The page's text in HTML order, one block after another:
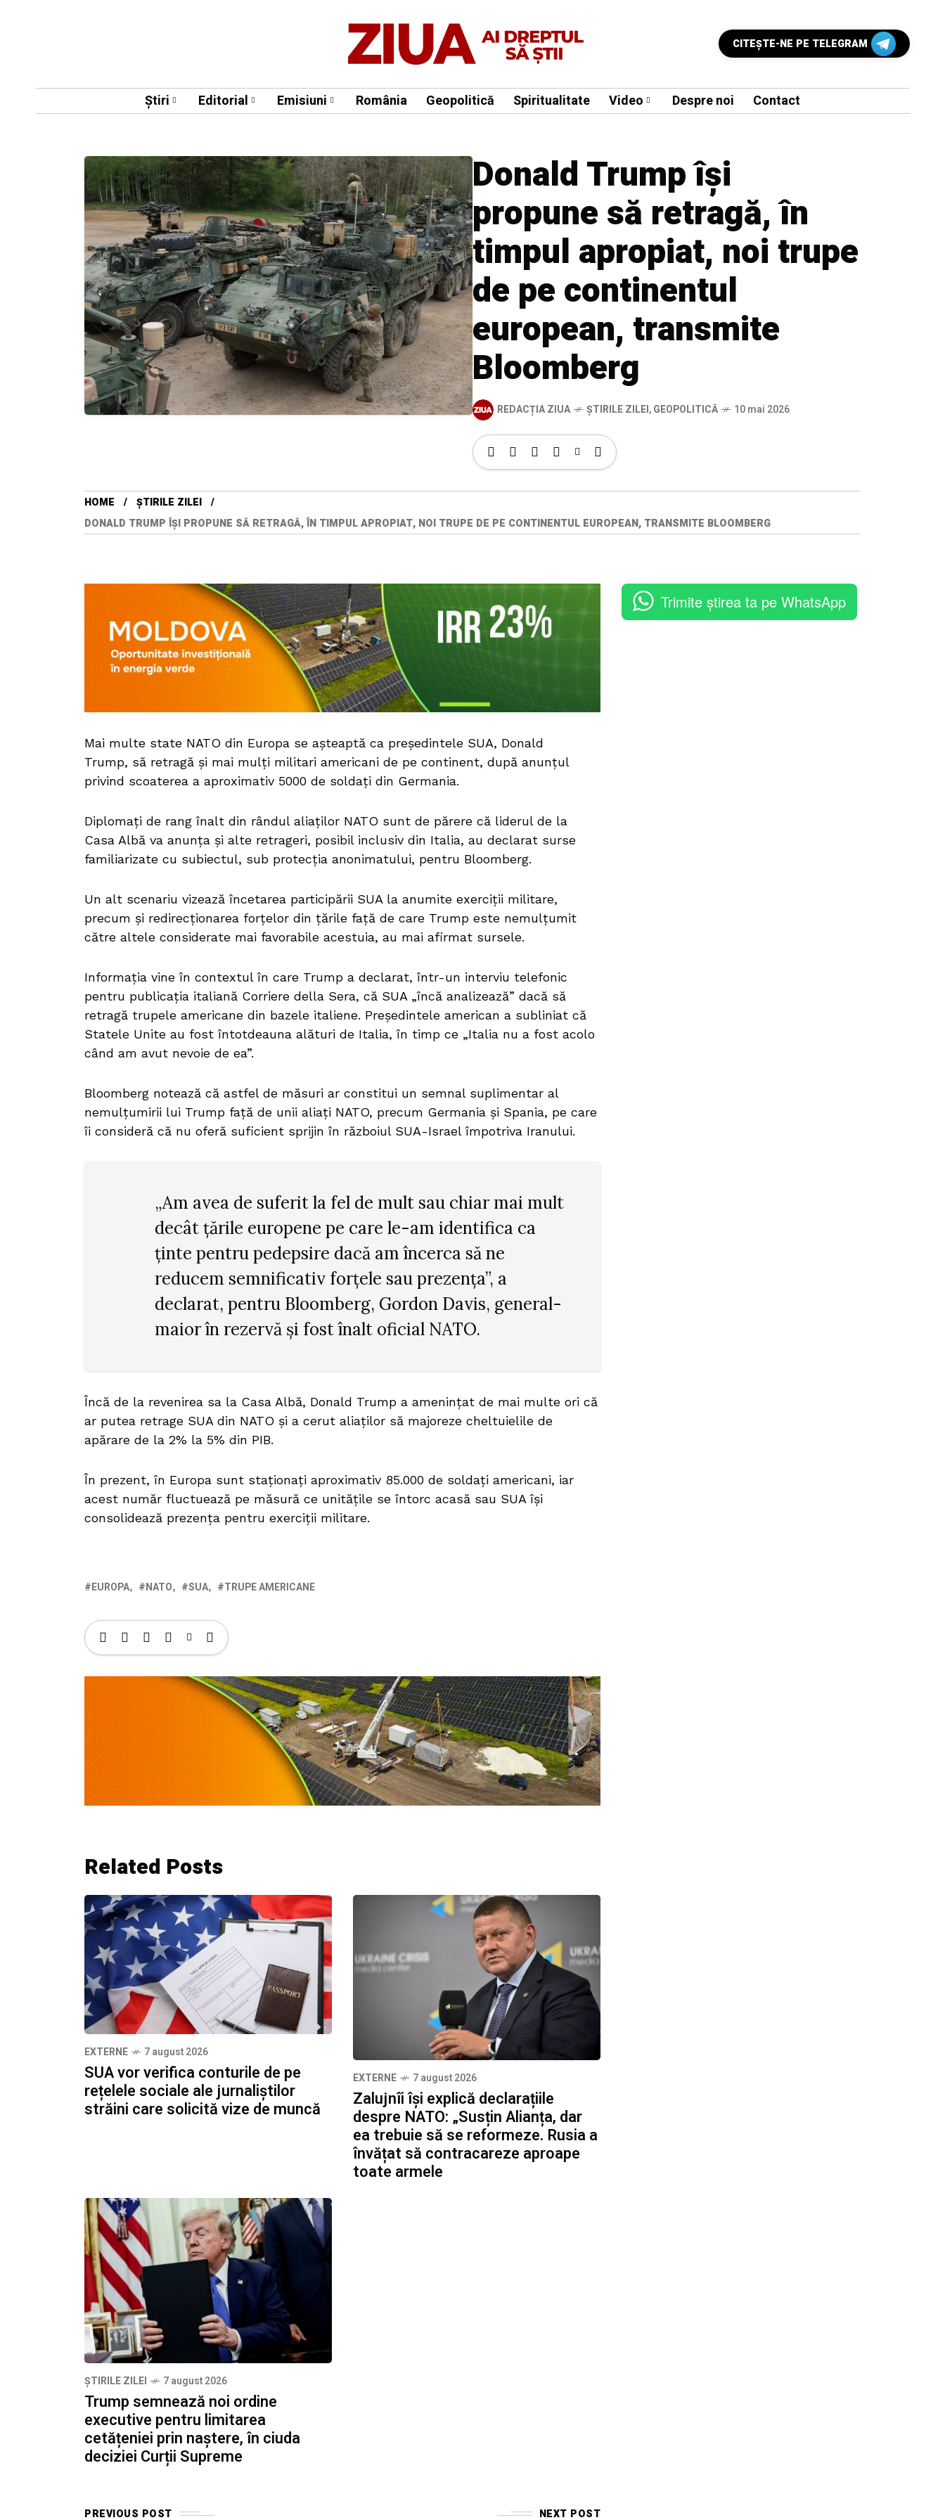
CITEŞTE-NE PE TELEGRAM
Știri Editorial Emisiuni România Geopolitică Spiritualitate Video Despre noi Contact
Donald Trump își
propune să retragă, în
timpul apropiat, noi trupe
de pe continentul
european, transmite
Bloomberg
REDACȚIA ZIUA ȘTIRILE ZILEI,GEOPOLITICĂ 10 mai 2026
HOME
ȘTIRILE ZILEI
DONALD TRUMP ÎȘI PROPUNE SĂ RETRAGĂ, ÎN TIMPUL APROPIAT, NOI TRUPE DE PE CONTINENTUL EUROPEAN, TRANSMITE BLOOMBERG
Mai multe state NATO din Europa se așteaptă ca președintele SUA, Donald
Trump, să retragă și mai mulți militari americani de pe continent, după anunțul
privind scoaterea a aproximativ 5000 de soldați din Germania.
Diplomați de rang înalt din rândul aliaților NATO sunt de părere că liderul de la
Casa Albă va anunța și alte retrageri, posibil inclusiv din Italia, au declarat surse
familiarizate cu subiectul, sub protecția anonimatului, pentru Bloomberg.
Un alt scenariu vizează încetarea participării SUA la anumite exerciții militare,
precum și redirecționarea forțelor din țările față de care Trump este nemulțumit
către altele considerate mai favorabile acestuia, au mai afirmat sursele.
Informația vine în contextul în care Trump a declarat, într-un interviu telefonic
pentru publicația italiană Corriere della Sera, că SUA „încă analizează” dacă să
retragă trupele americane din bazele italiene. Președintele american a subliniat că
Statele Unite au fost întotdeauna alături de Italia, în timp ce „Italia nu a fost acolo
când am avut nevoie de ea”.
Bloomberg notează că astfel de măsuri ar constitui un semnal suplimentar al
nemulțumirii lui Trump față de unii aliați NATO, precum Germania și Spania, pe care
îi consideră că nu oferă suficient sprijin în războiul SUA-Israel împotriva Iranului.
„Am avea de suferit la fel de mult sau chiar mai mult
decât țările europene pe care le-am identifica ca
ținte pentru pedepsire dacă am încerca să ne
reducem semnificativ forțele sau prezența”, a
declarat, pentru Bloomberg, Gordon Davis, general-
maior în rezervă și fost înalt oficial NATO.
Încă de la revenirea sa la Casa Albă, Donald Trump a amenințat de mai multe ori că
ar putea retrage SUA din NATO și a cerut aliaților să majoreze cheltuielile de
apărare de la 2% la 5% din PIB.
În prezent, în Europa sunt staționați aproximativ 85.000 de soldați americani, iar
acest număr fluctuează pe măsură ce unitățile se întorc acasă sau SUA își
consolidează prezența pentru exerciții militare.
EUROPA NATO SUA TRUPE AMERICANE
Related Posts
EXTERNE 7 august 2026
SUA vor verifica conturile de pe
rețelele sociale ale jurnaliștilor
străini care solicită vize de muncă
EXTERNE 7 august 2026
Zalujnîi își explică declarațiile
despre NATO: „Susțin Alianța, dar
ea trebuie să se reformeze. Rusia a
învățat să contracareze aproape
toate armele
ȘTIRILE ZILEI 7 august 2026
Trump semnează noi ordine
executive pentru limitarea
cetățeniei prin naștere, în ciuda
deciziei Curții Supreme
PREVIOUS POST NEXT POST
Trimite știrea ta pe WhatsApp